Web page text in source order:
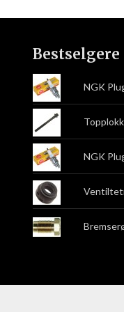
Bestselgere
NGK
NGK